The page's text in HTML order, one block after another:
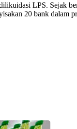
LPS. Sejak
20 bank dalam